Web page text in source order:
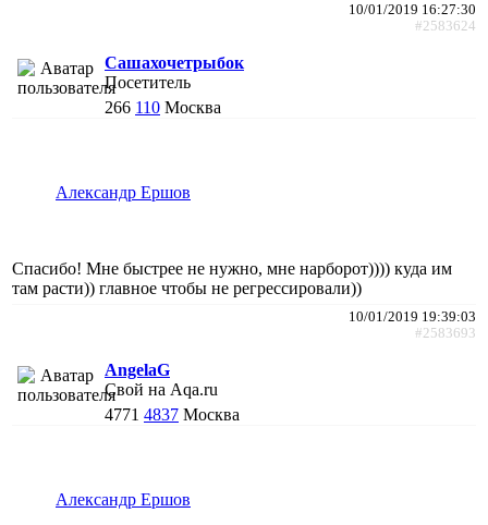
10/01/2019 16:27:30
#2583624
Сашахочетрыбок
Посетитель
266 110 Москва
Александр Ершов
Спасибо! Мне быстрее не нужно, мне нарборот)))) куда им
там расти)) главное чтобы не регрессировали))
10/01/2019 19:39:03
#2583693
AngelaG
Свой на Aqa.ru
4771 4837 Москва
Александр Ершов